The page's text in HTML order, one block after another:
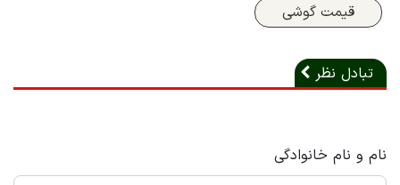
قیمت گوشی
تبادل نظر
نام و نام خانوادگی